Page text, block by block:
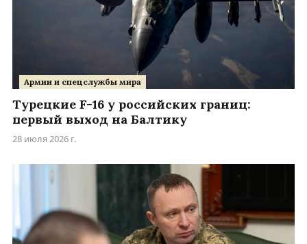
Армии и спецслужбы мира
Турецкие F-16 у российских границ:
первый выход на Балтику
28 июля 2026 г.